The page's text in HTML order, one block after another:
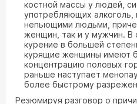
костной массы у людей,
употребляющих алкоголь,
непьющими людьми,
женщин, так и у мужчин. В
курение в большей
курящие женщины имеют
концентрацию половых
раньше наступает
более быстрому
Резюмируя разговор о